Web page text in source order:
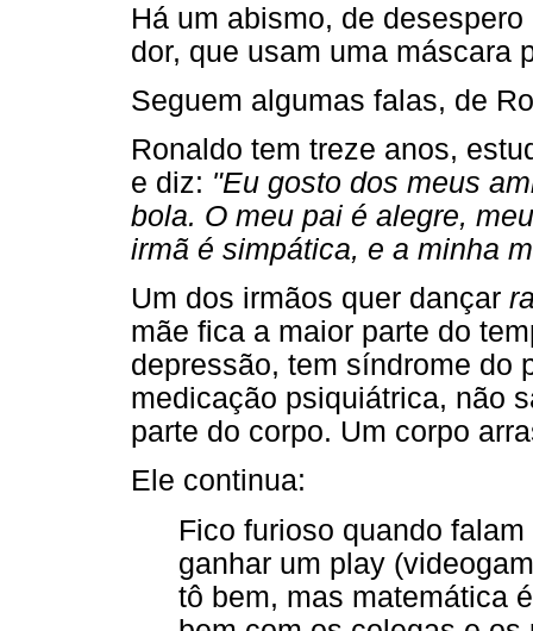
Há um abismo, de
dor, que usam uma máscara
Seguem algumas falas, de
Ronaldo tem treze anos,
e diz: "Eu gosto dos meus
bola. O meu pai é alegre,
irmã é simpática, e a minha
Um dos irmãos quer dançar
mãe fica a maior parte do
depressão, tem síndrome do
medicação psiquiátrica, não
parte do corpo. Um corpo
Ele continua:
Fico furioso quando
ganhar um play
tô bem, mas matemática